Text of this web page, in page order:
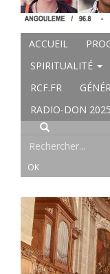
ACCUEIL
SPIRITUALITÉ
RCF.FR
RADIO-DON 2025